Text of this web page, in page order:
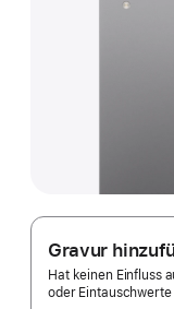
Gravur
Hat keinen Einfluss
oder Eintauschwerte